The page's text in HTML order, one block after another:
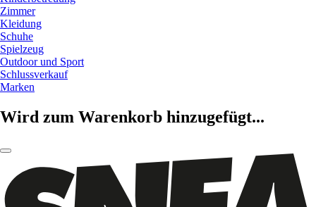
Zimmer
Kleidung
Schuhe
Spielzeug
Outdoor und Sport
Schlussverkauf
Marken
Wird zum Warenkorb hinzugefügt...